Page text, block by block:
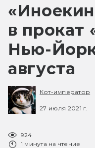
в прокат
Нью-
августа
Кот-император
27 июля 2021 г.
924
1 минута на чтение